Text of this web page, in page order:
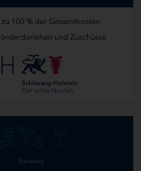
100 % der Gesamtkosten
und Zuschüsse
Beratung